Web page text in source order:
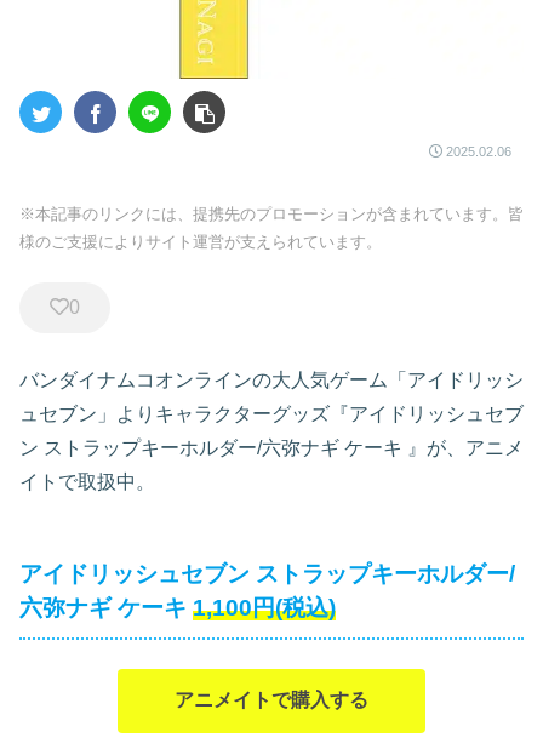
2025.02.06
※本記事のリンクには、提携先のプロモーションが含まれています。皆
様のご支援によりサイト運営が支えられています。
0
バンダイナムコオンラインの大人気ゲーム「アイドリッシ
ュセブン」よりキャラクターグッズ『アイドリッシュセブ
ン ストラップキーホルダー/六弥ナギ ケーキ 』が、アニメ
イトで取扱中。
アイドリッシュセブン ストラップキーホルダー/
六弥ナギ ケーキ 1,100円(税込)
アニメイトで購入する